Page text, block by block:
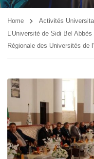
Home
Activités
L’Université de Sidi Bel
Régionale des Universités de